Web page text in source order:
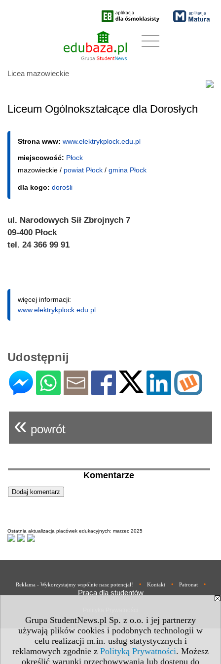
Grupa StudentNews.pl Sp. z o.o. i jej partnerzy
używają plików cookies i podobnych technologii w
celu realizacji m.in. usług statystycznych i
reklamowych zgodnie z Polityką Prywatności. Możesz
określić warunki przechowywania lub dostępu do
Licea mazowieckie
Liceum Ogólnokształcące dla Dorosłych
Strona www: www.elektrykplock.edu.pl
miejscowość: Płock
mazowieckie / powiat Płock / gmina Płock
dla kogo: dorośli
ul. Narodowych Sił Zbrojnych 7
09-400 Płock
tel. 24 366 99 91
więcej informacji:
www.elektrykplock.edu.pl
Udostępnij
« powrót
Komentarze
Ostatnia aktualizacja placówek edukacyjnych: marzec 2025
Reklama - Wykorzystajmy wspólnie nasz potencjał! • Kontakt • Patronat •
Praca dla studentów